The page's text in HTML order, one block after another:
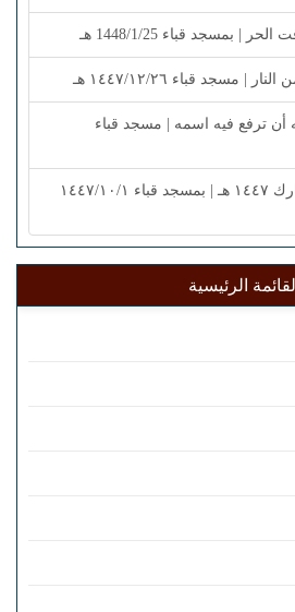
بمسجد قباء 1448/1/25 هـ
| مسجد قباء ١٤٤٧/١٢/٢٦ هـ
أن ترفع فيه اسمه | مسجد قباء
خطبة عيد الفطر المبارك ١٤٤٧ هـ | بمسجد قباء ١٤٤٧/١٠/١
القائمة الرئيسية